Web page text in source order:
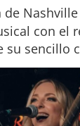
de
con el
su sencillo